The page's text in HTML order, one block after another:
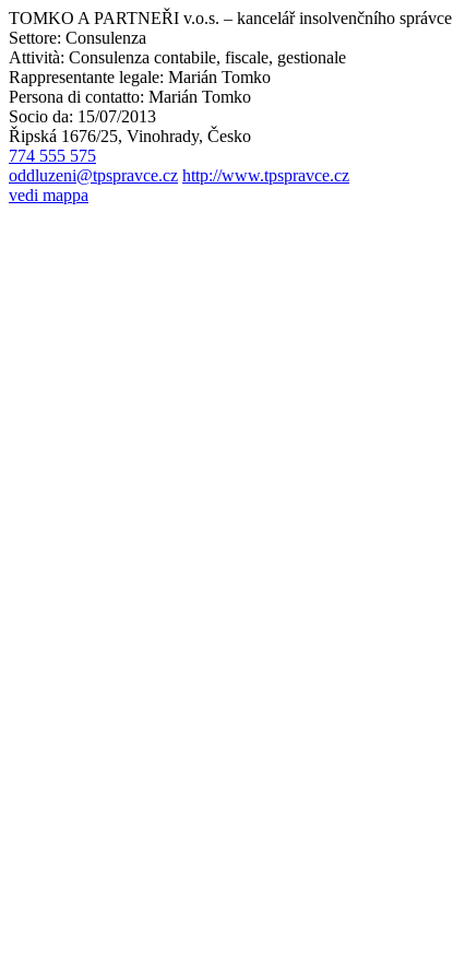
TOMKO A PARTNEŘI v.o.s. – kancelář insolvenčního správce
Settore: Consulenza
Attività: Consulenza contabile, fiscale, gestionale
Rappresentante legale: Marián Tomko
Persona di contatto: Marián Tomko
Socio da: 15/07/2013
Řipská 1676/25, Vinohrady, Česko
774 555 575
oddluzeni@tpspravce.cz http://www.tpspravce.cz
vedi mappa